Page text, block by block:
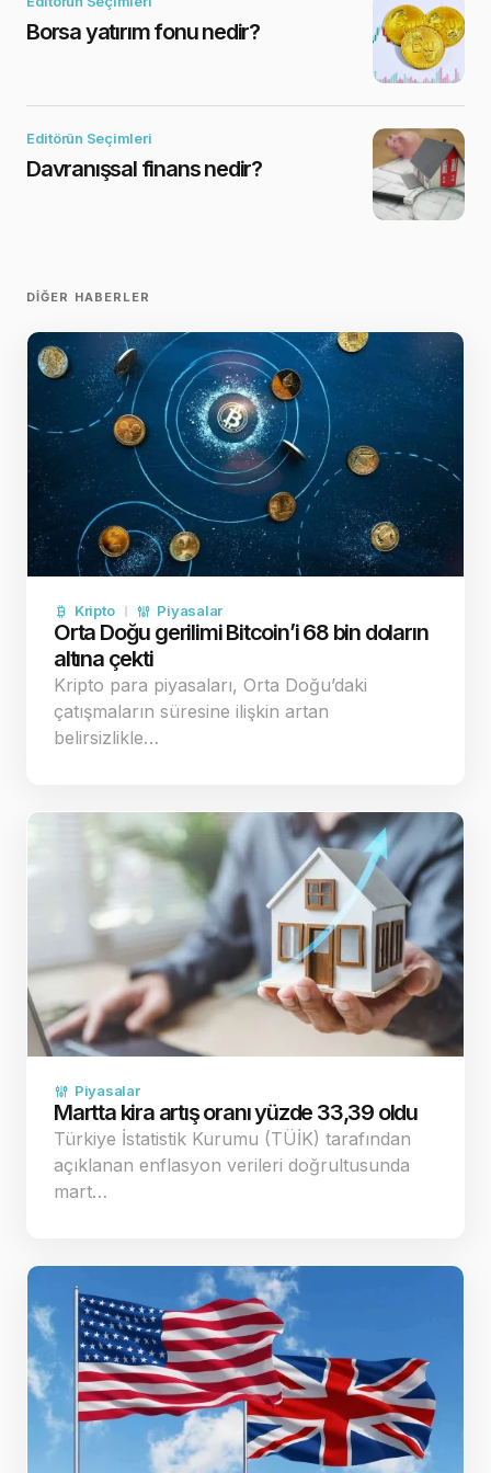
Borsa yatırım fonu nedir?
Editörün Seçimleri
Davranışsal finans nedir?
DIĞER HABERLER
Kripto Piyasalar
Orta Doğu gerilimi Bitcoin’i 68 bin doların
altına çekti
Kripto para piyasaları, Orta Doğu’daki
çatışmaların süresine ilişkin artan
belirsizlikle…
Piyasalar
Martta kira artış oranı yüzde 33,39 oldu
Türkiye İstatistik Kurumu (TÜİK) tarafından
açıklanan enflasyon verileri doğrultusunda
mart…